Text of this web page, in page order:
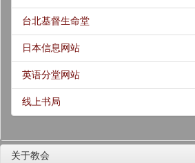
台北基督生命堂
日本信息网站
英语分堂网站
线上书局
关于教会